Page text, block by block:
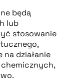
będą
lub
stosowanie
na działanie